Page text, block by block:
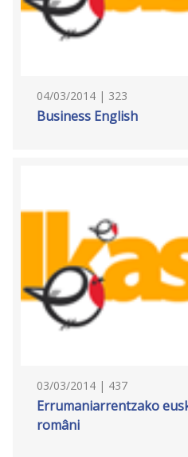
04/03/2014 | 323
Business English
03/03/2014 | 437
Errumaniarrentzako
români